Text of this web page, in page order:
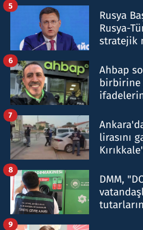
Rusya
Rusya-
stratejik
5
Ahbap
birbirine
6
lirasını
7
DMM,
8
9